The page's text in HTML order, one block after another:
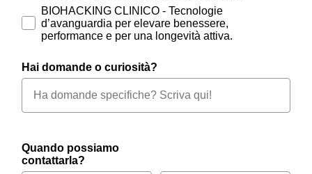
BIOHACKING CLINICO - Tecnologie
d’avanguardia per elevare benessere,
performance e per una longevità attiva.
Hai domande o curiosità?
Quando possiamo
contattarla?